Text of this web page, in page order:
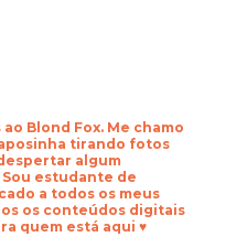
Blond Fox. Me chamo
tirando fotos
algum
estudante de
a todos os meus
os conteúdos digitais
quem está aqui ♥